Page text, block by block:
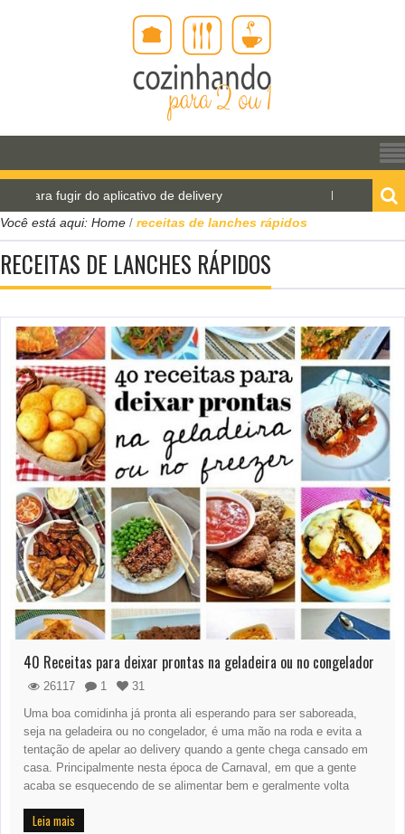
fugir do aplicativo de delivery
Pão de água
Você está aqui: Home / receitas de lanches rápidos
RECEITAS DE LANCHES RÁPIDOS
40 Receitas para deixar prontas na geladeira ou no congelador
26117 1
31
Uma boa comidinha já pronta ali esperando para ser saboreada,
seja na geladeira ou no congelador, é uma mão na roda e evita a
tentação de apelar ao delivery quando a gente chega cansado em
casa. Principalmente nesta época de Carnaval, em que a gente
acaba se esquecendo de se alimentar bem e geralmente volta
Leia mais